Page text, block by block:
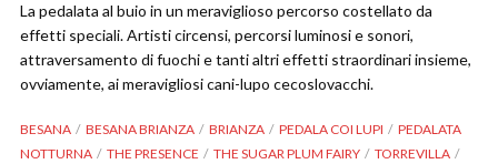
La pedalata al buio in un meraviglioso percorso costellato da
effetti speciali. Artisti circensi, percorsi luminosi e sonori,
attraversamento di fuochi e tanti altri effetti straordinari insieme,
ovviamente, ai meravigliosi cani-lupo cecoslovacchi.
BESANA BESANA BRIANZA BRIANZA PEDALA COI LUPI
PEDALATA
NOTTURNA
THE PRESENCE THE SUGAR PLUM FAIRY
TORREVILLA